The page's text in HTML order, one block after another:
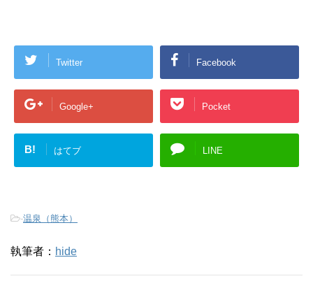
Twitter Facebook
Google+ Pocket
B! はてブ LINE
-温泉（熊本）
執筆者： hide